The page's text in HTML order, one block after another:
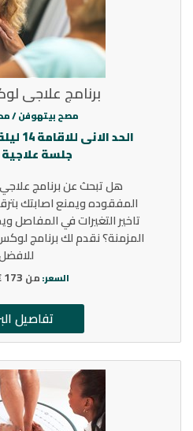
برنامج علاجي
مصح بيتهوفن /
جلسة
هل تبحث عن برنامج
المفقوده ويمنع اصابتك
تاخير التغيرات في
المزمنة؟ نقدم لك برنامج
السعر: من 173 € /
تفاصيل